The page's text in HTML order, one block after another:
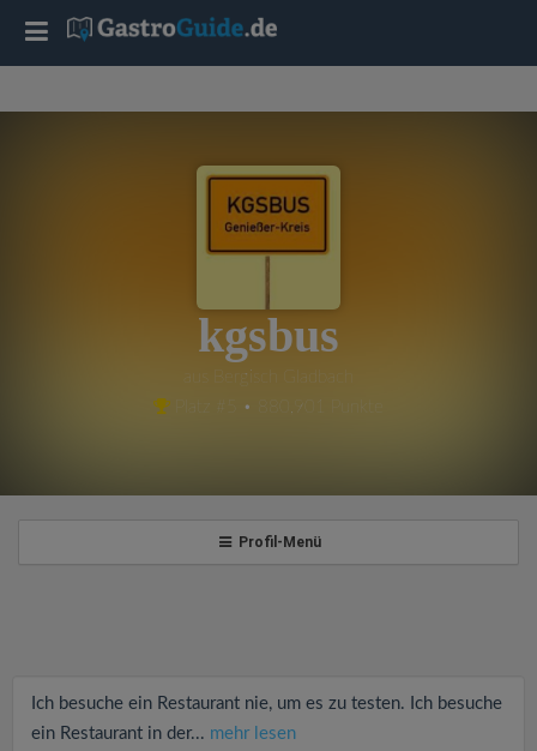
kgsbus
aus Bergisch Gladbach
Platz #5 • 880,901 Punkte
Profil-Menü
Ich besuche ein Restaurant nie, um es zu testen. Ich besuche
ein Restaurant in der... mehr lesen
T
a